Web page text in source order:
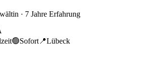
· 7 Jahre Erfahrung
🟢Sofort 📍Lübeck